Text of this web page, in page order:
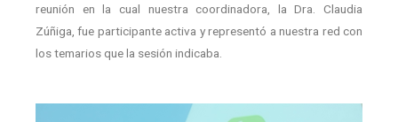
reunión en la cual nuestra coordinadora, la Dra. Claudia
Zúñiga, fue participante activa y representó a nuestra red con
los temarios que la sesión indicaba.